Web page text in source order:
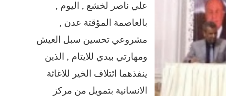
علي ناصر لخشع , اليوم ,
بالعاصمة المؤقتة عدن ,
مشروعي تحسين سبل العيش
ومهارتي بيدي للايتام , الذين
ينفذهما ائتلاف الخير للاغاثة
الانسانية بتمويل من مركز